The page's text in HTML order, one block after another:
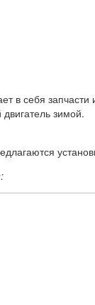
в себя
зимой.